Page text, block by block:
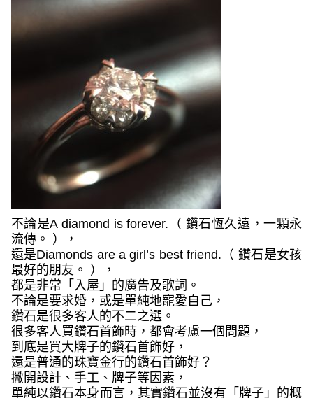
不論是A diamond is forever. （ 鑽石恆久遠，一顆永
流傳。 ），
還是Diamonds are a girl’s best friend. （鑽石是女孩
最好的朋友。 ），
都是非常「入屋」的廣告及歌詞。
不論是要求婚，或是單純地寵愛自己，
鑽石是很多客人的不二之選。
很多客人買鑽石首飾時，都會考慮一個問題，
到底是買大牌子的鑽石首飾好，
還是普通的珠寶金行的鑽石首飾好？
撇開設計、手工、牌子等因素，
單純以鑽石本身而言，其實鑽石並沒有「牌子」的概